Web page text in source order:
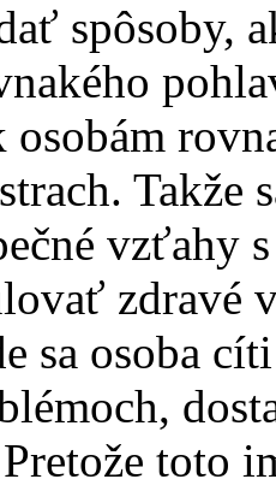
spôsoby,
Takže
vzťahy
zdravé
sa osoba
toto